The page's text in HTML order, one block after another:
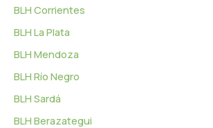
BLH Corrientes
BLH La Plata
BLH Mendoza
BLH Río Negro
BLH Sardá
BLH Berazategui